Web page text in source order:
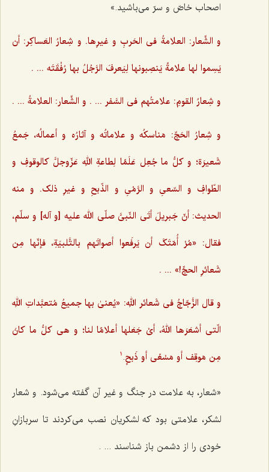
اصحاب خاصّ و سرّ می‌باشید.»
و الشِّعار: العلامةُ فی الحَربِ و غیرِها. و شِعارُ العَساکِر: أن
یَسِموا لها علامةً یَنصِبونها لِیَعرفَ الرَّجُلُ بها رُفْقَتَه ... .‌
و شِعارُ القومِ: علامتُهم فی السَّفر ... . و الشِّعار: العلامةُ ... .
و شِعارُ الحَجّ: مَناسکُه و علاماتُه و آثارُه و أعمالُه، جَمعُ
شَعیرَة؛ و کلُّ ما جُعِل عَلَمًا لِطاعةِ اللهِ عَزّوجلَّ کالوقوفِ و
الطّوافِ و السّعیِ و الرَّمْیِ و الذّبحِ و غیرِ ذلک. و منه
الحدیث: أنّ جَبریلَ أتَی النّبیَّ صلّی الله علیه [و آله] و سلّم،
فقال: «مُرْ أُمّتَکَ أن یَرفَعوا أصواتَهم بالتَّلبیَةِ،‌ فإنّها مِن
شَعائرِ الحجِّ!» ... .
و قال الزَّجّاجُ فی شَعائر اللهِ: «یُعنیٰ بها جمیعُ مُتعبَّداتِ اللهِ
الّتی أشعَرَها اللهُ، أیْ جَعَلها أعلامًا لنا؛ و هی کلُّ ما کانَ
مِن مَوقِف أو مَسْعًی أو ذَبحٍ.
1
«شعار، به علامت در جنگ و غیر آن گفته می‌شود. و شعار
لشکر، علامتی بود که لشکریان نصب می‌کردند تا سربازانِ
خودی را از دشمن باز شناسند ... .